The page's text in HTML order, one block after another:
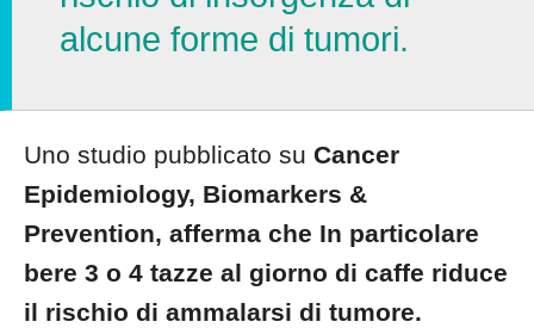
alcune forme di tumori.
Uno studio pubblicato su Cancer
Epidemiology, Biomarkers &
Prevention, afferma che In particolare
bere 3 o 4 tazze al giorno di caffe riduce
il rischio di ammalarsi di tumore.